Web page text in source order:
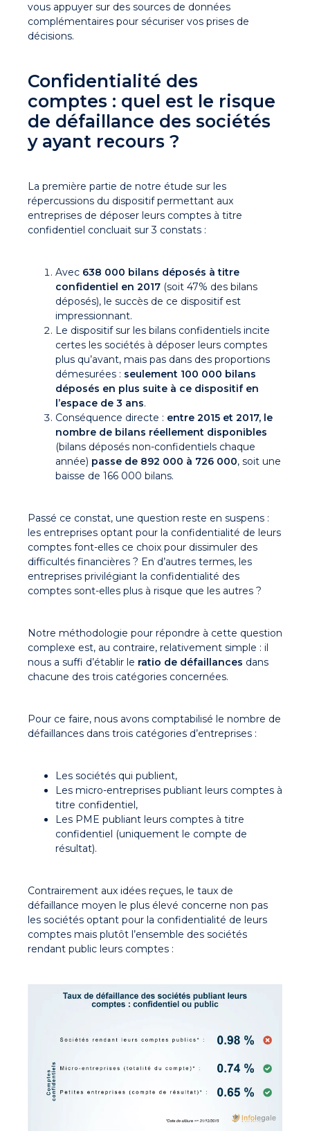
vous appuyer sur des sources de données
complémentaires pour sécuriser vos prises de
décisions.
Confidentialité des
comptes : quel est le risque
de défaillance des sociétés
y ayant recours ?
La première partie de notre étude sur les
répercussions du dispositif permettant aux
entreprises de déposer leurs comptes à titre
confidentiel concluait sur 3 constats :
Avec 638 000 bilans déposés à titre
confidentiel en 2017 (soit 47% des bilans
déposés), le succès de ce dispositif est
impressionnant.
Le dispositif sur les bilans confidentiels incite
certes les sociétés à déposer leurs comptes
plus qu’avant, mais pas dans des proportions
démesurées : seulement 100 000 bilans
déposés en plus suite à ce dispositif en
l’espace de 3 ans.
Conséquence directe : entre 2015 et 2017, le
nombre de bilans réellement disponibles
(bilans déposés non-confidentiels chaque
année) passe de 892 000 à 726 000, soit une
baisse de 166 000 bilans.
Passé ce constat, une question reste en suspens :
les entreprises optant pour la confidentialité de leurs
comptes font-elles ce choix pour dissimuler des
difficultés financières ? En d’autres termes, les
entreprises privilégiant la confidentialité des
comptes sont-elles plus à risque que les autres ?
Notre méthodologie pour répondre à cette question
complexe est, au contraire, relativement simple : il
nous a suffi d’établir le ratio de défaillances dans
chacune des trois catégories concernées.
Pour ce faire, nous avons comptabilisé le nombre de
défaillances dans trois catégories d’entreprises :
Les sociétés qui publient,
Les micro-entreprises publiant leurs comptes à
titre confidentiel,
Les PME publiant leurs comptes à titre
confidentiel (uniquement le compte de
résultat).
Contrairement aux idées reçues, le taux de
défaillance moyen le plus élevé concerne non pas
les sociétés optant pour la confidentialité de leurs
comptes mais plutôt l’ensemble des sociétés
rendant public leurs comptes :